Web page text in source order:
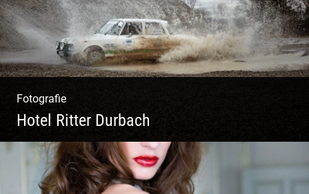
Fotografie
Hotel Ritter Durbach
Matsch|Oldtimer|Männer|Spass